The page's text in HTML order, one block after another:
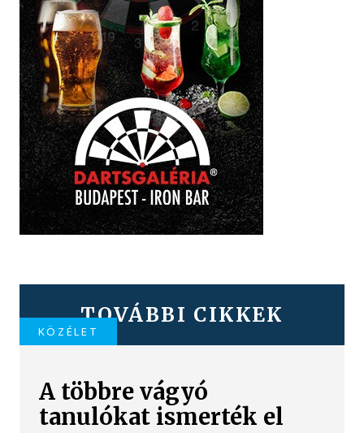
TOVÁBBI CIKKEK
KÖZÉLET
A többre vágyó
tanulókat ismerték el